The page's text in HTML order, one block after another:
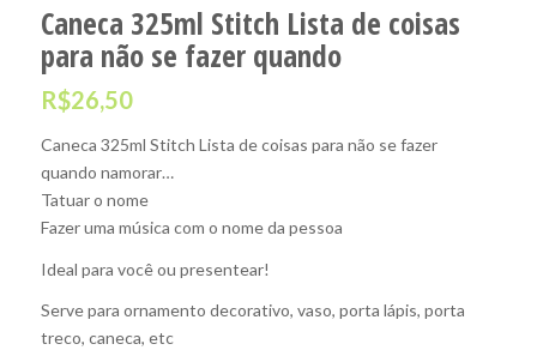
Caneca 325ml Stitch Lista de coisas
para não se fazer quando
R$26,50
Caneca 325ml Stitch Lista de coisas para não se fazer
quando namorar…
Tatuar o nome
Fazer uma música com o nome da pessoa
Ideal para você ou presentear!
Serve para ornamento decorativo, vaso, porta lápis, porta
treco, caneca, etc